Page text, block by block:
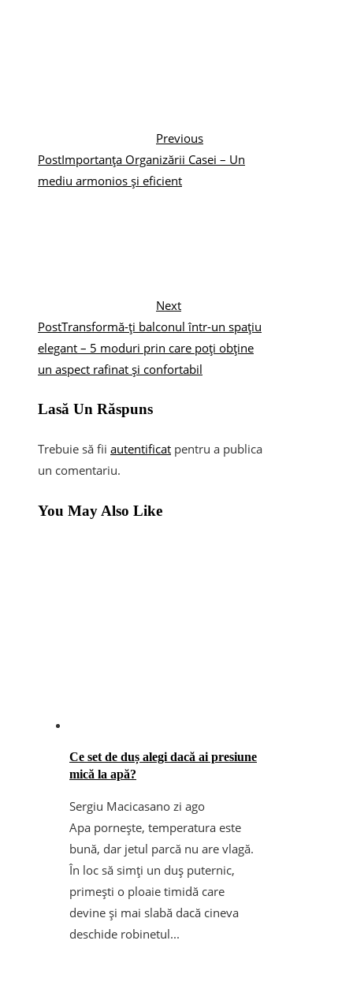
Previous
PostImportanța Organizării Casei – Un
mediu armonios și eficient
Next
PostTransformă-ți balconul într-un spațiu
elegant – 5 moduri prin care poți obține
un aspect rafinat și confortabil
Lasă Un Răspuns
Trebuie să fii autentificat pentru a publica
un comentariu.
You May Also Like
Ce set de duș alegi dacă ai presiune
mică la apă?
Sergiu Macicasano zi ago
Apa pornește, temperatura este
bună, dar jetul parcă nu are vlagă.
În loc să simți un duș puternic,
primești o ploaie timidă care
devine și mai slabă dacă cineva
deschide robinetul...